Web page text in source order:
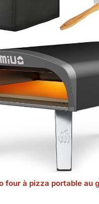
four à pizza portable au